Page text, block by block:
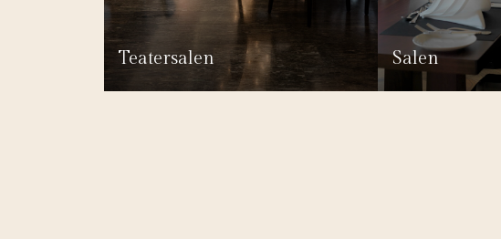
Teatersalen Salen